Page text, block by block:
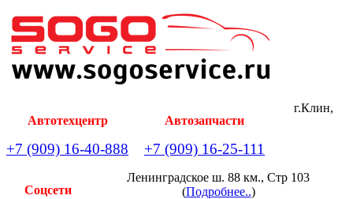
Автотехцентр
+7 (909) 16-40-888
Автозапчасти
+7 (909) 16-25-111
Соцсети
г.Клин,
Ленинградское ш. 88 км., Стр 103
(Подробнее..)